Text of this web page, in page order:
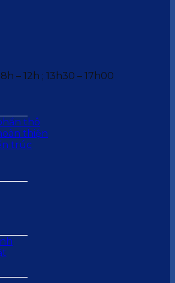
– 12h ; 13h30 – 17h00
thô
thiện
trúc